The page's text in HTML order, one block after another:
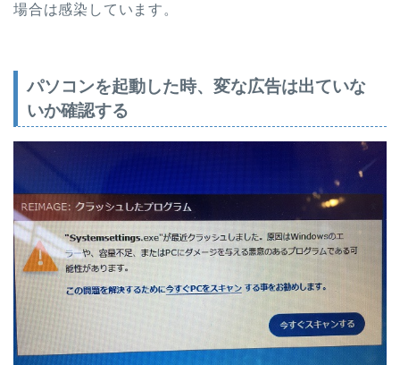
場合は感染しています。
パソコンを起動した時、変な広告は出ていな
いか確認する